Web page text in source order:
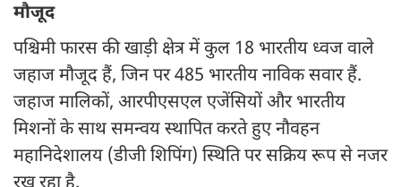
मौजूद
पश्चिमी फारस की खाड़ी क्षेत्र में कुल 18 भारतीय ध्वज वाले
जहाज मौजूद हैं, जिन पर 485 भारतीय नाविक सवार हैं.
जहाज मालिकों, आरपीएसएल एजेंसियों और भारतीय
मिशनों के साथ समन्वय स्थापित करते हुए नौवहन
महानिदेशालय (डीजी शिपिंग) स्थिति पर सक्रिय रूप से नजर